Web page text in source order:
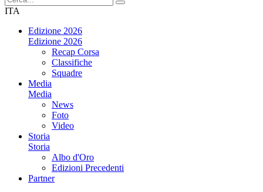
ITA
Edizione 2026
Edizione 2026
Recap Corsa
Classifiche
Squadre
Media
Media
News
Foto
Video
Storia
Storia
Albo d'Oro
Edizioni Precedenti
Partner